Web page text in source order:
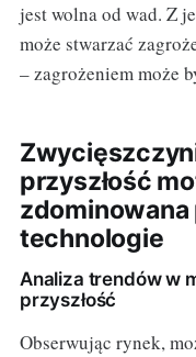
jest wolna od wad. Z
może stwarzać
– zagrożeniem może
przyszłość
technologie
Analiza trendów w
przyszłość
Obserwując rynek,